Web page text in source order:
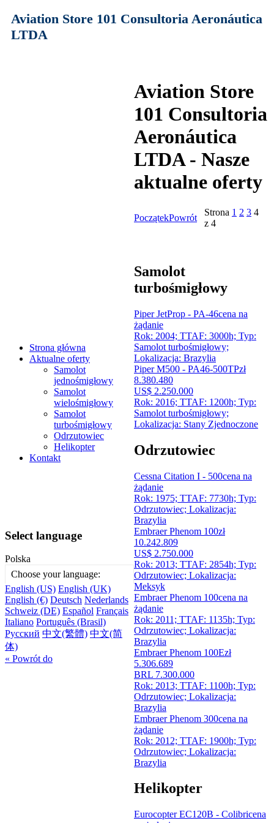
Aviation Store 101 Consultoria Aeronáutica
LTDA
Strona główna
Aktualne oferty
Samolot
jednośmigłowy
Samolot
wielośmigłowy
Samolot
turbośmigłowy
Odrzutowiec
Helikopter
Kontakt
Select language
Polska
Choose your language:
English (US) English (UK)
English (€) Deutsch Nederlands
Schweiz (DE) Español Français
Italiano Português (Brasil)
Русский 中文(繁體) 中文(简
体)
« Powrót do
Aviation Store
101 Consultoria
Aeronáutica
LTDA - Nasze
aktualne oferty
PoczątekPowrót
Strona 1 2 3 4
z 4
Samolot
turbośmigłowy
Piper JetProp - PA-46cena na
żądanie
Rok: 2004; TTAF: 3000h; Typ:
Samolot turbośmigłowy;
Lokalizacja: Brazylia
Piper M500 - PA46-500TPzł
8.380.480
US$ 2.250.000
Rok: 2016; TTAF: 1200h; Typ:
Samolot turbośmigłowy;
Lokalizacja: Stany Zjednoczone
Odrzutowiec
Cessna Citation I - 500cena na
żądanie
Rok: 1975; TTAF: 7730h; Typ:
Odrzutowiec; Lokalizacja:
Brazylia
Embraer Phenom 100zł
10.242.809
US$ 2.750.000
Rok: 2013; TTAF: 2854h; Typ:
Odrzutowiec; Lokalizacja:
Meksyk
Embraer Phenom 100cena na
żądanie
Rok: 2011; TTAF: 1135h; Typ:
Odrzutowiec; Lokalizacja:
Brazylia
Embraer Phenom 100Ezł
5.306.689
BRL 7.300.000
Rok: 2013; TTAF: 1100h; Typ:
Odrzutowiec; Lokalizacja:
Brazylia
Embraer Phenom 300cena na
żądanie
Rok: 2012; TTAF: 1900h; Typ:
Odrzutowiec; Lokalizacja:
Brazylia
Helikopter
Eurocopter EC120B - Colibricena